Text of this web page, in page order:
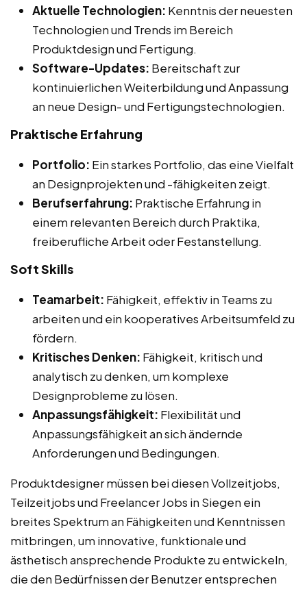
Aktuelle Technologien: Kenntnis der neuesten
Technologien und Trends im Bereich
Produktdesign und Fertigung.
Software-Updates: Bereitschaft zur
kontinuierlichen Weiterbildung und Anpassung
an neue Design- und Fertigungstechnologien.
Praktische Erfahrung
Portfolio: Ein starkes Portfolio, das eine Vielfalt
an Designprojekten und -fähigkeiten zeigt.
Berufserfahrung: Praktische Erfahrung in
einem relevanten Bereich durch Praktika,
freiberufliche Arbeit oder Festanstellung.
Soft Skills
Teamarbeit: Fähigkeit, effektiv in Teams zu
arbeiten und ein kooperatives Arbeitsumfeld zu
fördern.
Kritisches Denken: Fähigkeit, kritisch und
analytisch zu denken, um komplexe
Designprobleme zu lösen.
Anpassungsfähigkeit: Flexibilität und
Anpassungsfähigkeit an sich ändernde
Anforderungen und Bedingungen.
Produktdesigner müssen bei diesen Vollzeitjobs,
Teilzeitjobs und Freelancer Jobs in Siegen ein
breites Spektrum an Fähigkeiten und Kenntnissen
mitbringen, um innovative, funktionale und
ästhetisch ansprechende Produkte zu entwickeln,
die den Bedürfnissen der Benutzer entsprechen